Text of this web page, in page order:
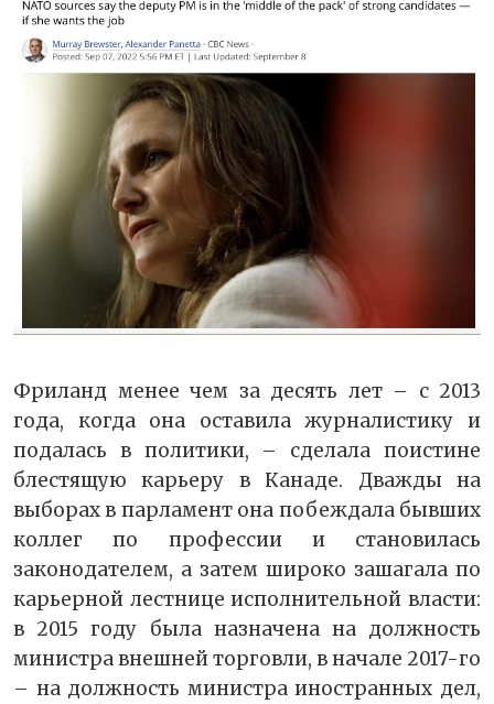
Фриланд менее чем за десять лет – с 2013
года, когда она оставила журналистику и
подалась в политики, – сделала поистине
блестящую карьеру в Канаде. Дважды на
выборах в парламент она побеждала бывших
коллег по профессии и становилась
законодателем, а затем широко зашагала по
карьерной лестнице исполнительной власти:
в 2015 году была назначена на должность
министра внешней торговли, в начале 2017-го
– на должность министра иностранных дел,